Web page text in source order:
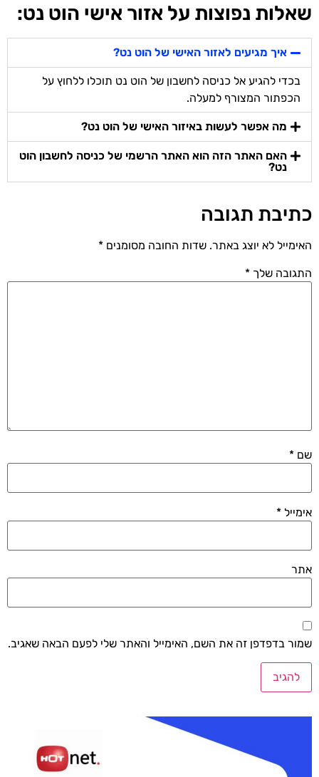
שאלות נפוצות על אזור אישי הוט נט:
איך מגיעים לאזור האישי של הוט נט?
בכדי להגיע אל כניסה לחשבון של הוט נט תוכלו ללחוץ על
הכפתור המצורף למעלה.
מה אפשר לעשות באיזור האישי של הוט נט?
האם האתר הזה הוא האתר הרשמי של כניסה לחשבון הוט
נט?
כתיבת תגובה
האימייל לא יוצג באתר. שדות החובה מסומנים *
התגובה שלך *
שם *
אימייל *
אתר
שמור בדפדפן זה את השם, האימייל והאתר שלי לפעם הבאה שאגיב.